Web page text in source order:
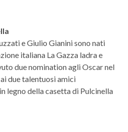
e Giulio Gianini sono nati
italiana La Gazza ladra e
due nomination agli Oscar nel
due talentuosi amici
legno della casetta di Pulcinella